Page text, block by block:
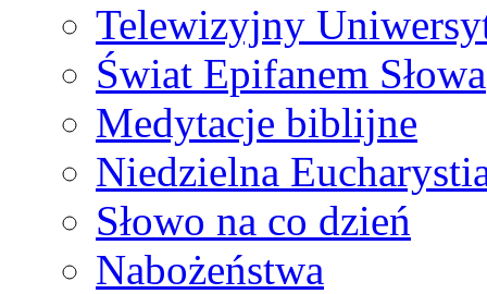
Telewizyjny
Świat Epifanem Słowa
Medytacje biblijne
Niedzielna
Słowo na co dzień
Nabożeństwa